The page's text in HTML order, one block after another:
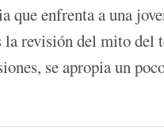
enfrenta a una
la revisión del mito
se apropia un